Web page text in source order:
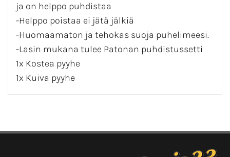
ja on helppo puhdistaa
-Helppo poistaa ei jätä jälkiä
-Huomaamaton ja tehokas suoja puhelimeesi.
-Lasin mukana tulee Patonan puhdistussetti
1x Kostea pyyhe
1x Kuiva pyyhe